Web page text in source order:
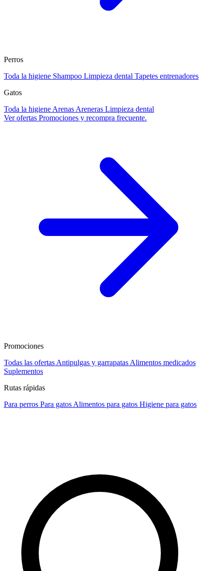
Perros
Toda la higiene Shampoo Limpieza dental Tapetes entrenadores
Gatos
Toda la higiene Arenas Areneras Limpieza dental
Ver ofertas Promociones y recompra frecuente.
Promociones
Todas las ofertas Antipulgas y garrapatas Alimentos medicados
Suplementos
Rutas rápidas
Para perros Para gatos Alimentos para gatos Higiene para gatos